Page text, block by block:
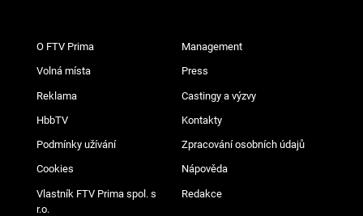
O FTV Prima Management
Volná místa Press
Reklama Castingy a výzvy
HbbTV Kontakty
Podmínky užívání Zpracování osobních údajů
Cookies Nápověda
Vlastník FTV Prima spol. s
r.o.
Redakce